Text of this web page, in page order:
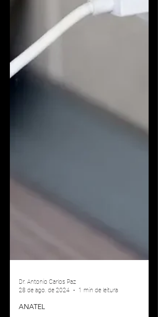
28 de ago. de 2024